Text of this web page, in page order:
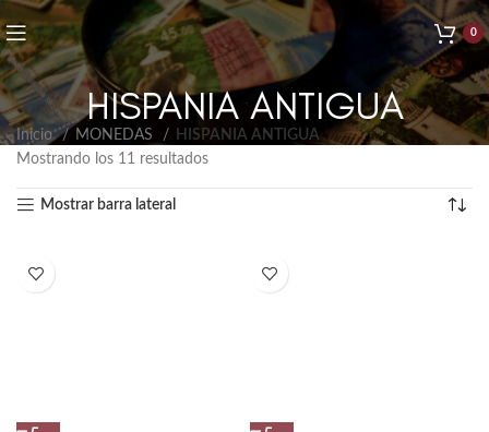
0
HISPANIA ANTIGUA
Inicio MONEDAS
HISPANIA ANTIGUA
Mostrando los 11 resultados
Mostrar barra lateral